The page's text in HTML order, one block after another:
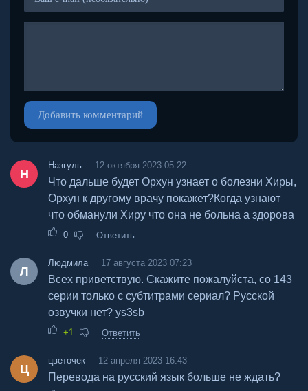
Добавить комментарий
Н
Назгуль 12 октября 2023 05:22
Что дальше будет Орхун узнает о болезни Хиры,
Орхун к другому врачу покажет?Когда узнают
что обманули Хиру что она не больна а здорова
0 Ответить
Л
Людмила 17 августа 2023 07:23
Всех приветствую. Скажите пожалуйста, со 143
серии только с субтитрами сериал? Русской
озвучки нет? ys3sb
+1 Ответить
Ц
цветочек 12 апреля 2023 16:43
Перевода на русский язык больше не ждать?